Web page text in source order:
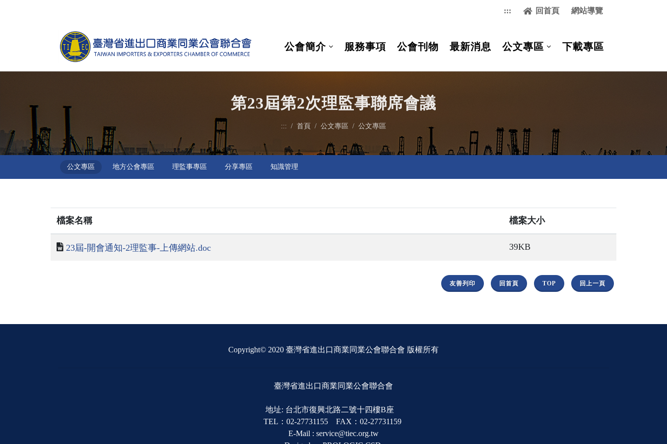
::: 回首頁 網站導覽
公會簡介 服務事項 公會刊物 最新消息 公文專區 下載專區
第23屆第2次理監事聯席會議
::: 首頁 公文專區 公文專區
公文專區 地方公會專區 理監事專區 分享專區 知識管理
檔案名稱 檔案大小
23屆-開會通知-2理監事-上傳網站.doc 39KB
友善列印 回首頁 TOP 回上一頁
Copyright© 2020 臺灣省進出口商業同業公會聯合會 版權所有
臺灣省進出口商業同業公會聯合會
地址: 台北市復興北路二號十四樓B座
TEL：02-27731155 FAX：02-27731159
E-Mail : service@tiec.org.tw